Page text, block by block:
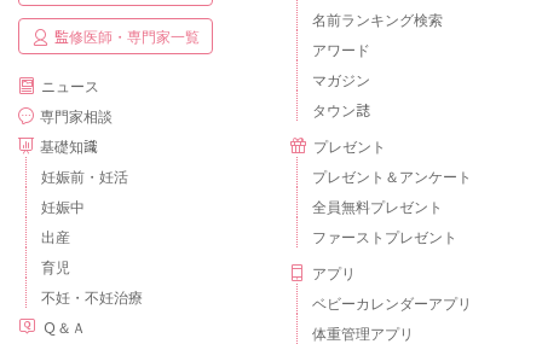
監修医師・専門家一覧
ニュース
専門家相談
基礎知識
妊娠前・妊活
妊娠中
出産
育児
不妊・不妊治療
Ｑ＆Ａ
名前ランキング検索
アワード
マガジン
タウン誌
プレゼント
プレゼント＆アンケート
全員無料プレゼント
ファーストプレゼント
アプリ
ベビーカレンダーアプリ
体重管理アプリ